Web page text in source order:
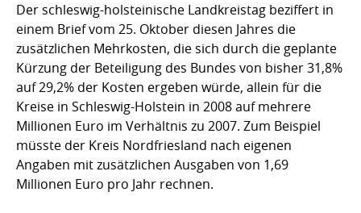
Der schleswig-holsteinische Landkreistag beziffert in
einem Brief vom 25. Oktober diesen Jahres die
zusätzlichen Mehrkosten, die sich durch die geplante
Kürzung der Beteiligung des Bundes von bisher 31,8%
auf 29,2% der Kosten ergeben würde, allein für die
Kreise in Schleswig-Holstein in 2008 auf mehrere
Millionen Euro im Verhältnis zu 2007. Zum Beispiel
müsste der Kreis Nordfriesland nach eigenen
Angaben mit zusätzlichen Ausgaben von 1,69
Millionen Euro pro Jahr rechnen.